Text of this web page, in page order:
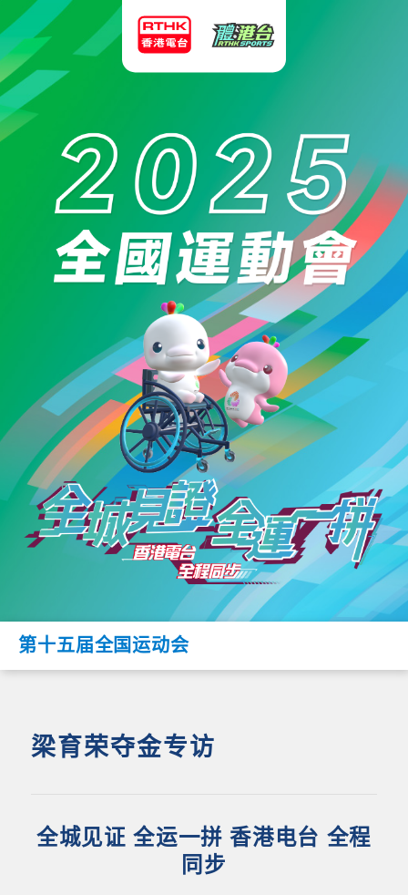
第十五届全国运动会
梁育荣夺金专访
全城见证 全运一拼 香港电台 全程
同步